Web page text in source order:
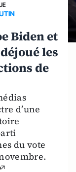
Biden et
les
de
d’une
du vote